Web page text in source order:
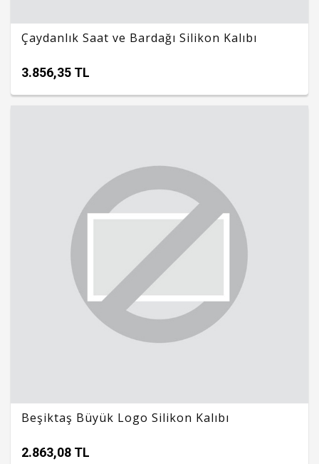
Çaydanlık Saat ve Bardağı Silikon Kalıbı
3.856,35 TL
Beşiktaş Büyük Logo Silikon Kalıbı
2.863,08 TL